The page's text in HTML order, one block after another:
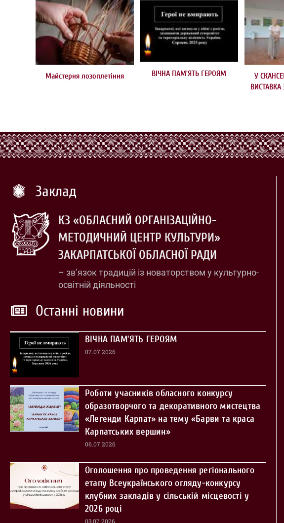
Майстерня лозоплетіння ВІЧНА ПАМ’ЯТЬ ГЕРОЯМ
У
ВИСТАВКА
Заклад
КЗ «ОБЛАСНИЙ ОРГАНІЗАЦІЙНО-
МЕТОДИЧНИЙ ЦЕНТР КУЛЬТУРИ»
ЗАКАРПАТСЬКОЇ ОБЛАСНОЇ РАДИ
– зв’язок традицій із новаторством у культурно-
освітній діяльності
Останні новини
ВІЧНА ПАМ’ЯТЬ ГЕРОЯМ
07.07.2026
Роботи учасників обласного конкурсу
образотворчого та декоративного мистецтва
«Легенди Карпат» на тему «Барви та краса
Карпатських вершин»
06.07.2026
Оголошення про проведення регіонального
етапу Всеукраїнського огляду-конкурсу
клубних закладів у сільській місцевості у
2026 році
03.07.2026